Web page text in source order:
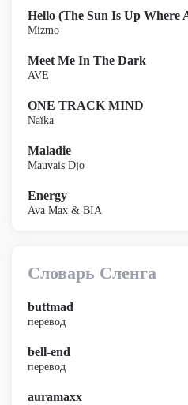
Hello (The Sun Is Up Where
Mizmo
Meet Me In The Dark
AVE
ONE TRACK MIND
Naïka
Maladie
Mauvais Djo
Energy
Ava Max & BIA
Словарь Сленга
buttmad
перевод
bell-end
перевод
auramaxx